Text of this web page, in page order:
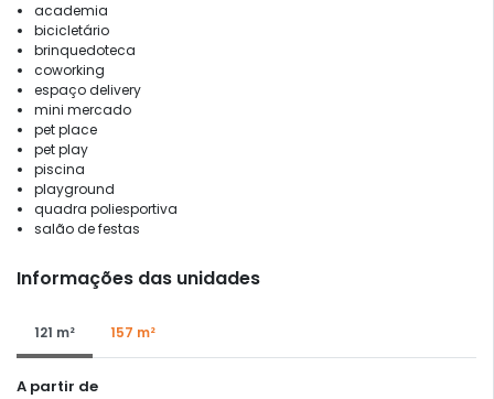
academia
bicicletário
brinquedoteca
coworking
espaço delivery
mini mercado
pet place
pet play
piscina
playground
quadra poliesportiva
salão de festas
Informações das unidades
121 m² 157 m²
A partir de